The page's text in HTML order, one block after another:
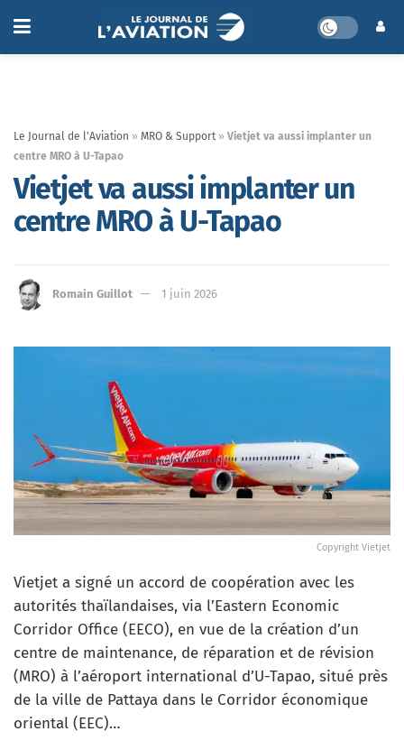
Le Journal de l'Aviation » MRO & Support » Vietjet va aussi implanter un
centre MRO à U-Tapao
Vietjet va aussi implanter un
centre MRO à U-Tapao
Romain Guillot 1 juin 2026
Copyright Vietjet
Vietjet a signé un accord de coopération avec les
autorités thaïlandaises, via l’Eastern Economic
Corridor Office (EECO), en vue de la création d’un
centre de maintenance, de réparation et de révision
(MRO) à l’aéroport international d’U-Tapao, situé près
de la ville de Pattaya dans le Corridor économique
oriental (EEC)…